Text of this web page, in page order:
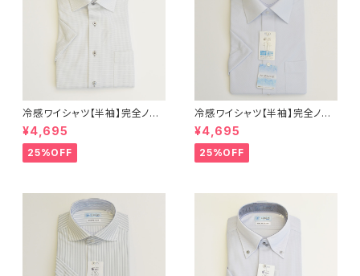
冷感ワイシャツ【半袖】完全ノー
アイロン i-Shirt｜-2℃冷却 形
態安定 レギュラーシルエット セ
ミワイドカラー ドビー メンズ ビ
ジネス dhy193t-sw-12 L.グ
¥4,695
25%OFF
冷感ワイシャツ【半袖】完全ノー
アイロン i-Shirt｜-2℃冷却 形
態安定 レギュラーシルエット セ
ミワイドカラー ドビー メンズ ビ
ジネス exha14-sw-81 サック
¥4,695
25%OFF